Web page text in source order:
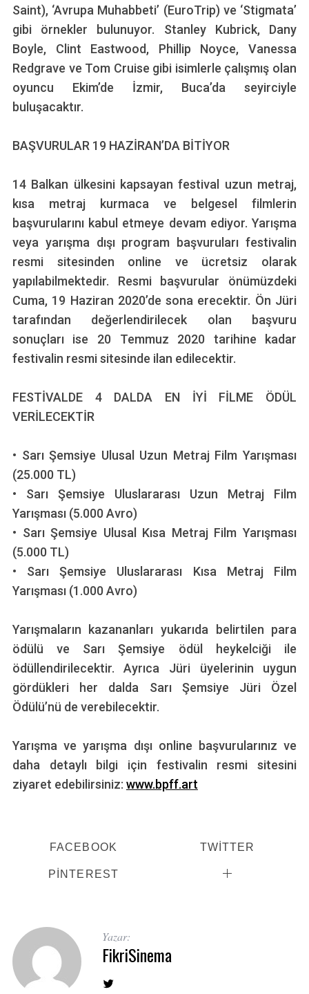
Saint), ‘Avrupa Muhabbeti’ (EuroTrip) ve ‘Stigmata’
gibi örnekler bulunuyor. Stanley Kubrick, Dany
Boyle, Clint Eastwood, Phillip Noyce, Vanessa
Redgrave ve Tom Cruise gibi isimlerle çalışmış olan
oyuncu Ekim’de İzmir, Buca’da seyirciyle
buluşacaktır.
BAŞVURULAR 19 HAZİRAN’DA BİTİYOR
14 Balkan ülkesini kapsayan festival uzun metraj,
kısa metraj kurmaca ve belgesel filmlerin
başvurularını kabul etmeye devam ediyor. Yarışma
veya yarışma dışı program başvuruları festivalin
resmi sitesinden online ve ücretsiz olarak
yapılabilmektedir. Resmi başvurular önümüzdeki
Cuma, 19 Haziran 2020’de sona erecektir. Ön Jüri
tarafından değerlendirilecek olan başvuru
sonuçları ise 20 Temmuz 2020 tarihine kadar
festivalin resmi sitesinde ilan edilecektir.
FESTİVALDE 4 DALDA EN İYİ FİLME ÖDÜL
VERİLECEKTİR
• Sarı Şemsiye Ulusal Uzun Metraj Film Yarışması
(25.000 TL)
• Sarı Şemsiye Uluslararası Uzun Metraj Film
Yarışması (5.000 Avro)
• Sarı Şemsiye Ulusal Kısa Metraj Film Yarışması
(5.000 TL)
• Sarı Şemsiye Uluslararası Kısa Metraj Film
Yarışması (1.000 Avro)
Yarışmaların kazananları yukarıda belirtilen para
ödülü ve Sarı Şemsiye ödül heykelciği ile
ödüllendirilecektir. Ayrıca Jüri üyelerinin uygun
gördükleri her dalda Sarı Şemsiye Jüri Özel
Ödülü’nü de verebilecektir.
Yarışma ve yarışma dışı online başvurularınız ve
daha detaylı bilgi için festivalin resmi sitesini
ziyaret edebilirsiniz: www.bpff.art
FACEBOOK TWITTER
PINTEREST
Yazar:
FikriSinema